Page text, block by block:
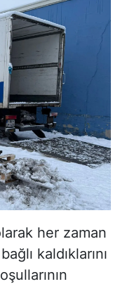
her zaman
kaldıklarını